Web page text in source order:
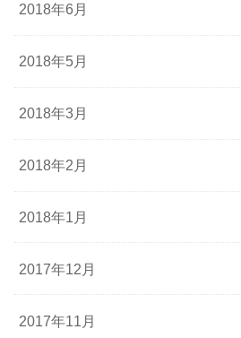
2018年6月
2018年5月
2018年3月
2018年2月
2018年1月
2017年12月
2017年11月